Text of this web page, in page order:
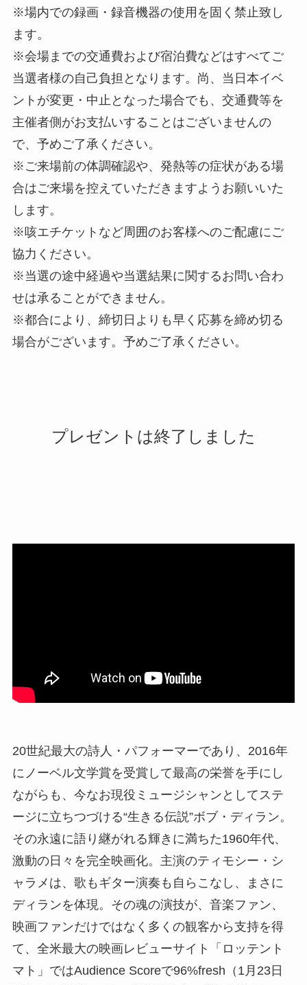
※場内での録画・録音機器の使用を固く禁止致し
ます。
※会場までの交通費および宿泊費などはすべてご
当選者様の自己負担となります。尚、当日本イベ
ントが変更・中止となった場合でも、交通費等を
主催者側がお支払いすることはございませんの
で、予めご了承ください。
※ご来場前の体調確認や、発熱等の症状がある場
合はご来場を控えていただきますようお願いいた
します。
※咳エチケットなど周囲のお客様へのご配慮にご
協力ください。
※当選の途中経過や当選結果に関するお問い合わ
せは承ることができません。
※都合により、締切日よりも早く応募を締め切る
場合がございます。予めご了承ください。
プレゼントは終了しました
20世紀最大の詩人・パフォーマーであり、2016年
にノーベル文学賞を受賞して最高の栄誉を手にし
ながらも、今なお現役ミュージシャンとしてステ
ージに立ちつづける“生きる伝説”ボブ・ディラン。
その永遠に語り継がれる輝きに満ちた1960年代、
激動の日々を完全映画化。主演のティモシー・シ
ャラメは、歌もギター演奏も自らこなし、まさに
ディランを体現。その魂の演技が、音楽ファン、
映画ファンだけではなく多くの観客から支持を得
て、全米最大の映画レビューサイト「ロッテント
マト」ではAudience Scoreで96%fresh（1月23日